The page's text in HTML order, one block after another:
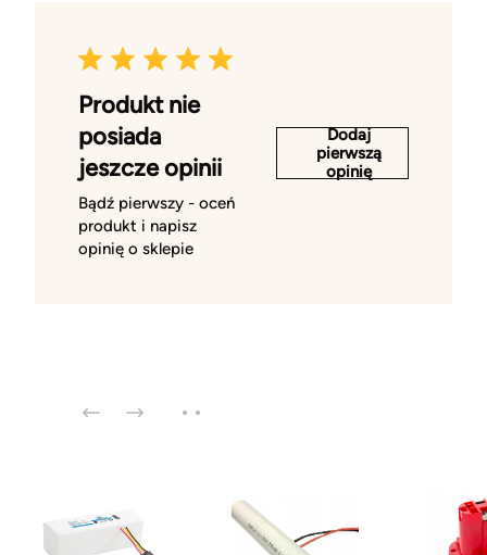
Produkt nie
posiada
jeszcze opinii
Bądź pierwszy - oceń
produkt i napisz
opinię o sklepie
Dodaj
pierwszą
opinię